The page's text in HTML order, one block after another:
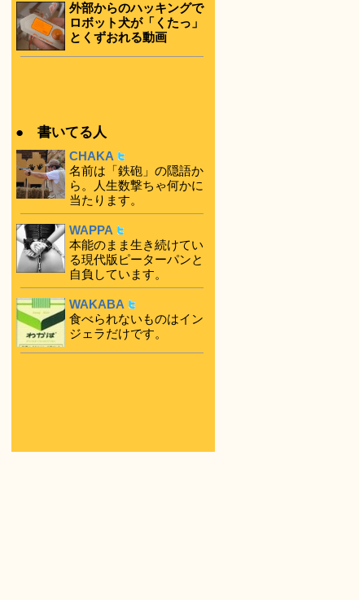
外部からのハッキングで
ロボット犬が「くたっ」
とくずおれる動画
● 書いてる人
CHAKA
名前は「鉄砲」の隠語か
ら。人生数撃ちゃ何かに
当たります。
WAPPA
本能のまま生き続けてい
る現代版ピーターパンと
自負しています。
WAKABA
食べられないものはイン
ジェラだけです。